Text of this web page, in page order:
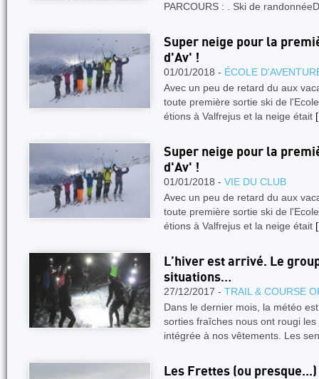
PARCOURS : . Ski de
Super neige pour la
d'Av' !
01/01/2018 - ÉCOLE
Avec un peu de retard du aux
toute première sortie ski de
étions à Valfrejus et la neige était
Super neige pour la
d'Av' !
01/01/2018 - VIE DU CLUB
Avec un peu de retard du aux
toute première sortie ski de
étions à Valfrejus et la neige était
L’hiver est arrivé. Le
situations…
27/12/2017 - TRAIL & COURSE
Dans le dernier mois, la météo
sorties fraîches nous ont rougi les
intégrée à nos vêtements. Les
Les Frettes (ou presque...)